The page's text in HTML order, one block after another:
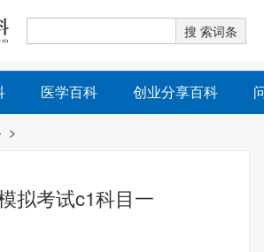
医学百科 创业分享百科
>
拟考试c1科目一